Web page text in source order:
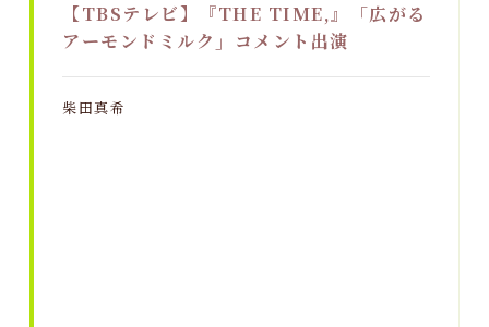
【TBSテレビ】『THE TIME,』「広がる
アーモンドミルク」コメント出演
柴田真希